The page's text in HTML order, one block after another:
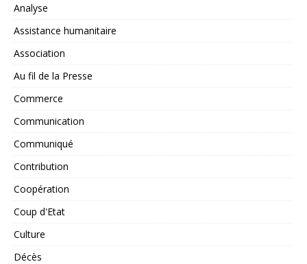
Analyse
Assistance humanitaire
Association
Au fil de la Presse
Commerce
Communication
Communiqué
Contribution
Coopération
Coup d'Etat
Culture
Décès